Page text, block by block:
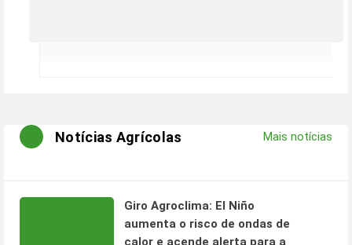
Notícias Agrícolas Mais notícias
Giro Agroclima: El Niño
aumenta o risco de ondas de
calor e acende alerta para a